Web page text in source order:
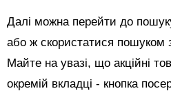
Далі можна перейти до
або ж скористатися пошуком
Майте на увазі, що акційні
окремій вкладці - кнопка